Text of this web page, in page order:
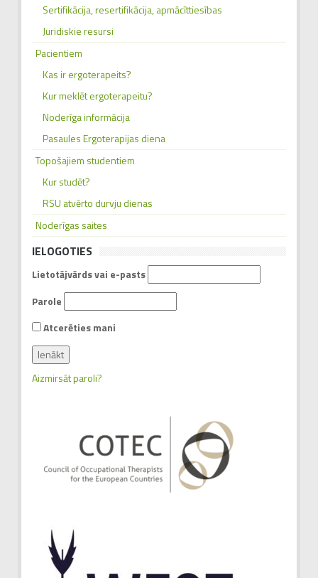
Sertifikācija, resertifikācija, apmācīttiesības
Juridiskie resursi
Pacientiem
Kas ir ergoterapeits?
Kur meklēt ergoterapeitu?
Noderīga informācija
Pasaules Ergoterapijas diena
Topošajiem studentiem
Kur studēt?
RSU atvērto durvju dienas
Noderīgas saites
IELOGOTIES
Lietotājvārds vai e-pasts
Parole
Atcerēties mani
Aizmirsāt paroli?